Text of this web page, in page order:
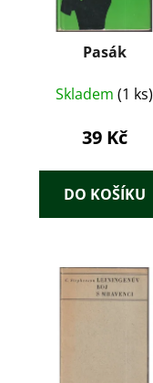
Pasák
Skladem (1 ks)
39 Kč
DO KOŠÍKU